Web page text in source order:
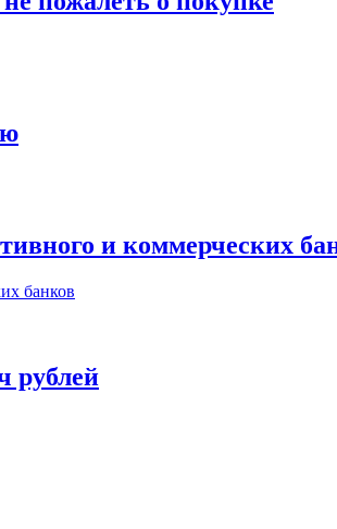
и коммерческих
рублей